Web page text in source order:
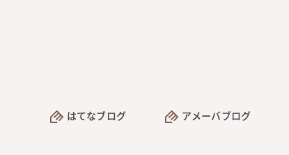
はてなブログ アメーバブログ